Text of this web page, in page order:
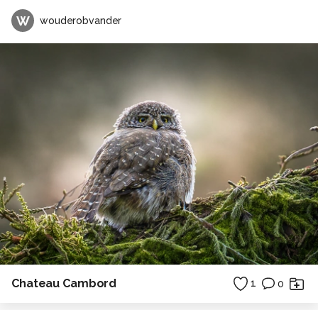
W wouderobvander
Chateau Cambord 1 0